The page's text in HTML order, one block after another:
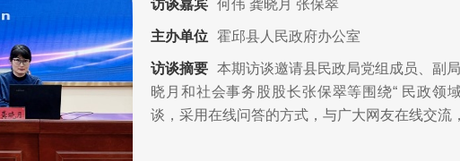
访谈嘉宾 何伟 龚晓月 张保翠
主办单位 霍邱县人民政府办公室
访谈摘要 本期访谈邀请县民政局党组成员、副
晓月和社会事务股股长张保翠等围绕“ 民政领
谈，采用在线问答的方式，与广大网友在线交流